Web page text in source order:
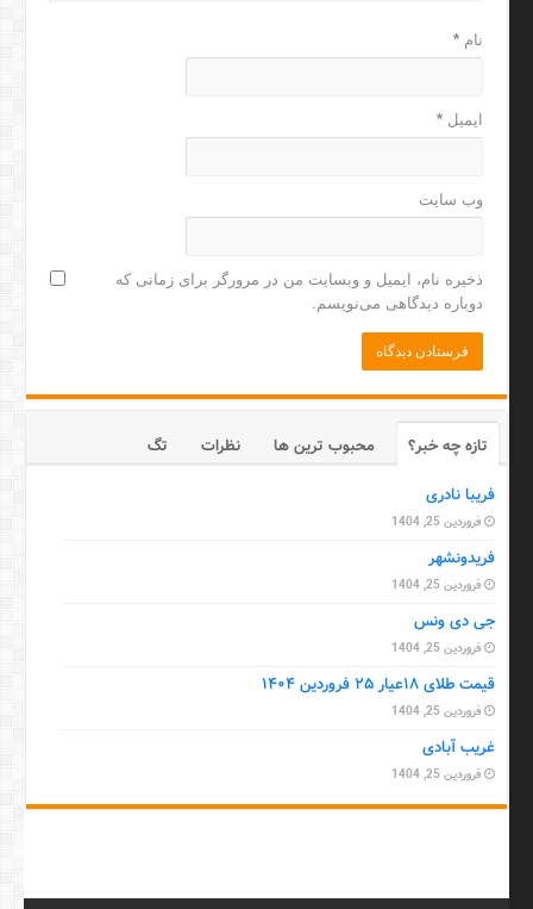
نام*
ایمیل*
وب‌ سایت
ذخیره نام، ایمیل و وبسایت من در مرورگر برای زمانی که
دوباره دیدگاهی می‌نویسم.
تازه چه خبر؟ محبوب ترین ها نظرات
تگ
فریبا نادری
فروردین 25, 1404
فریدونشهر
فروردین 25, 1404
جی دی ونس
فروردین 25, 1404
قیمت طلای ۱۸عیار ۲۵ فروردین ۱۴۰۴
فروردین 25, 1404
غریب آبادی
فروردین 25, 1404